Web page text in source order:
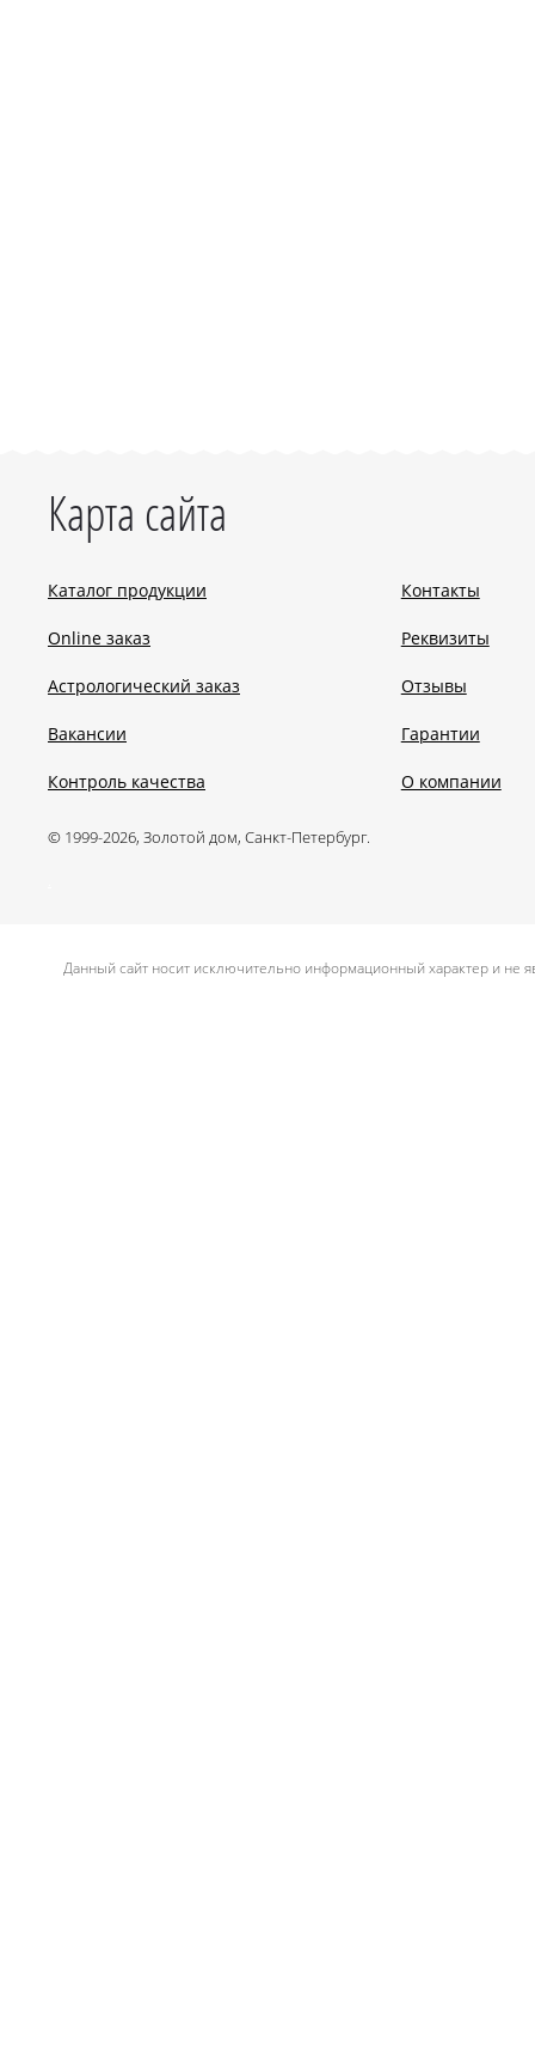
Карта сайта
Каталог продукции
Online заказ
Астрологический заказ
Вакансии
Контроль качества
Контакты
Реквизиты
Отзывы
Гарантии
О компании
© 1999-2026, Золотой дом, Санкт-Петербург.
Данный сайт носит исключительно информационный характер и не